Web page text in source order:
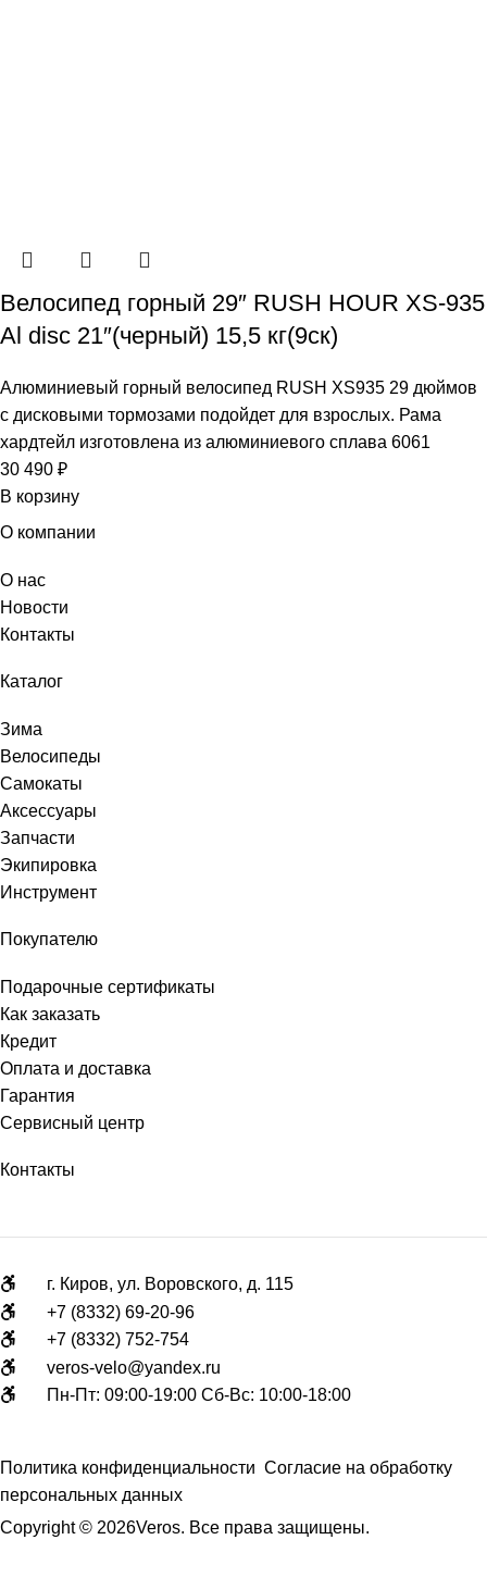
Велосипед горный 29″ RUSH HOUR XS-935
Al disc 21″(черный) 15,5 кг(9ск)
Алюминиевый горный велосипед RUSH XS935 29 дюймов
с дисковыми тормозами подойдет для взрослых. Рама
хардтейл изготовлена из алюминиевого сплава 6061
30 490 ₽
В корзину
О компании
О нас
Новости
Контакты
Каталог
Зима
Велосипеды
Самокаты
Аксессуары
Запчасти
Экипировка
Инструмент
Покупателю
Подарочные сертификаты
Как заказать
Кредит
Оплата и доставка
Гарантия
Сервисный центр
Контакты
г. Киров, ул. Воровского, д. 115
+7 (8332) 69-20-96
+7 (8332) 752-754
veros-velo@yandex.ru
Пн-Пт: 09:00-19:00 Сб-Вс: 10:00-18:00
Политика конфиденциальности Согласие на обработку
персональных данных
Copyright © 2026Veros. Все права защищены.